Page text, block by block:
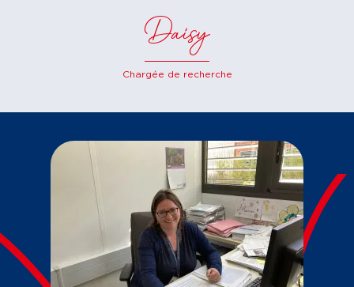
Daisy
Chargée de recherche